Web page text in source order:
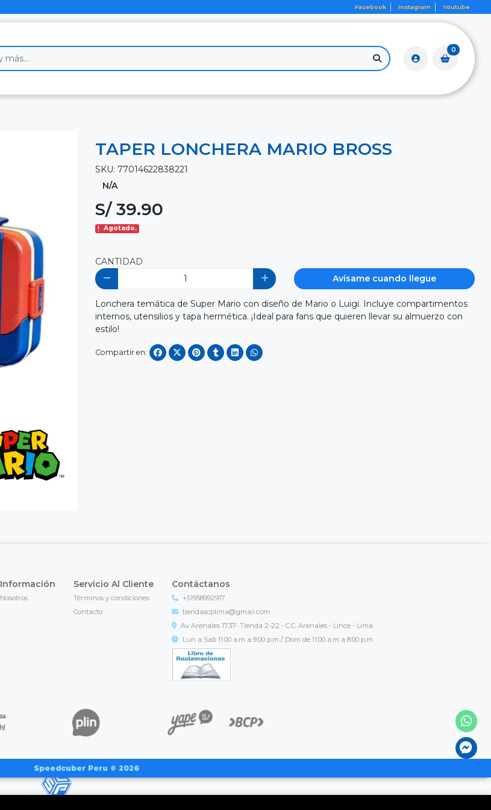
Facebook Instagram Youtube
0
TAPER LONCHERA MARIO BROSS
SKU: 77014622838221
N/A
S/ 39.90
Agotado.
CANTIDAD
Avísame cuando llegue
Lonchera temática de Super Mario con diseño de Mario o Luigi. Incluye compartimentos
internos, utensilios y tapa hermética. ¡Ideal para fans que quieren llevar su almuerzo con
estilo!
Compartir en:
Información
Nosotros
Servicio Al Cliente
Términos y condiciones
Contacto
Contáctanos
+51958992917
tiendascplima@gmail.com
Av Arenales 1737- Tienda 2-22 - C.C. Arenales - Lince - Lima
Lun a Sab 11:00 a.m a 9:00 p.m / Dom de 11:00 a.m a 8:00 p.m
Speedcuber Peru © 2026